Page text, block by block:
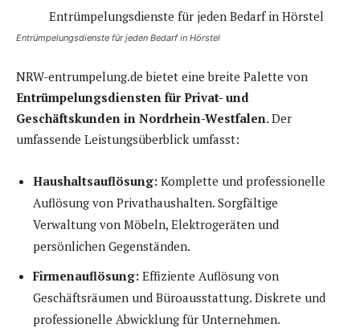
Entrümpelungsdienste für jeden Bedarf in Hörstel
NRW-entrumpelung.de bietet eine breite Palette von
Entrümpelungsdiensten für Privat- und
Geschäftskunden in Nordrhein-Westfalen. Der
umfassende Leistungsüberblick umfasst:
Haushaltsauflösung: Komplette und professionelle
Auflösung von Privathaushalten. Sorgfältige
Verwaltung von Möbeln, Elektrogeräten und
persönlichen Gegenständen.
Firmenauflösung: Effiziente Auflösung von
Geschäftsräumen und Büroausstattung. Diskrete und
professionelle Abwicklung für Unternehmen.